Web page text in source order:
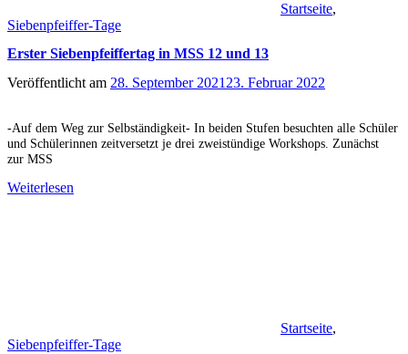
Startseite,
Siebenpfeiffer-Tage
Erster Siebenpfeiffertag in MSS 12 und 13
Veröffentlicht am 28. September 2021 23. Februar 2022
-Auf dem Weg zur Selbständigkeit- In beiden Stufen besuchten alle Schüler
und Schülerinnen zeitversetzt je drei zweistündige Workshops. Zunächst
zur MSS
Weiterlesen
Startseite,
Siebenpfeiffer-Tage